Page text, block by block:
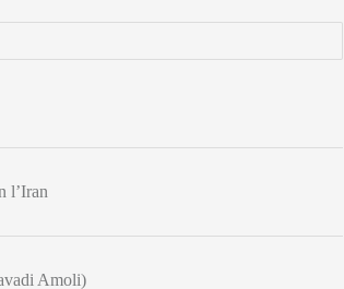
l’Iran
Amoli)